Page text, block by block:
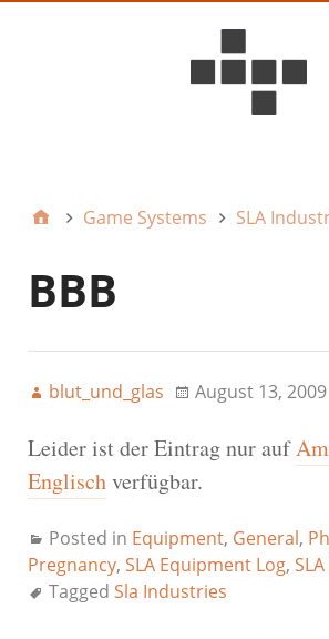
Game Systems SLA
BBB
blut_und_glas August 13, 2009
Leider ist der Eintrag nur auf
Englischverfügbar.
Posted in Equipment, General,
Pregnancy, SLA Equipment Log,
Tagged Sla Industries